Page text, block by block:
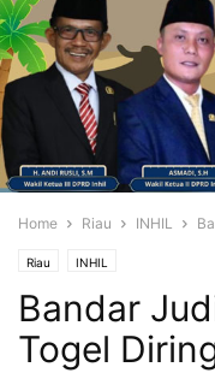
Home Riau INHIL
Riau INHIL
Bandar
Togel